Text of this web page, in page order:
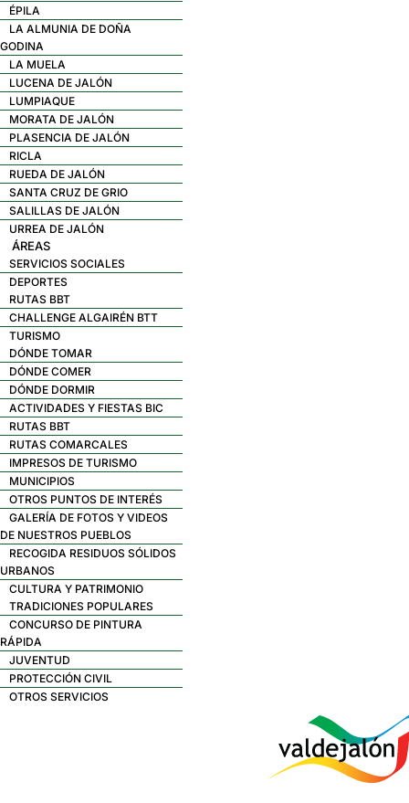
ÉPILA
LA ALMUNIA DE DOÑA
GODINA
LA MUELA
LUCENA DE JALÓN
LUMPIAQUE
MORATA DE JALÓN
PLASENCIA DE JALÓN
RICLA
RUEDA DE JALÓN
SANTA CRUZ DE GRIO
SALILLAS DE JALÓN
URREA DE JALÓN
ÁREAS
SERVICIOS SOCIALES
DEPORTES
RUTAS BBT
CHALLENGE ALGAIRÉN BTT
TURISMO
DÓNDE TOMAR
DÓNDE COMER
DÓNDE DORMIR
ACTIVIDADES Y FIESTAS BIC
RUTAS BBT
RUTAS COMARCALES
IMPRESOS DE TURISMO
MUNICIPIOS
OTROS PUNTOS DE INTERÉS
GALERÍA DE FOTOS Y VIDEOS
DE NUESTROS PUEBLOS
RECOGIDA RESIDUOS SÓLIDOS
URBANOS
CULTURA Y PATRIMONIO
TRADICIONES POPULARES
CONCURSO DE PINTURA
RÁPIDA
JUVENTUD
PROTECCIÓN CIVIL
OTROS SERVICIOS